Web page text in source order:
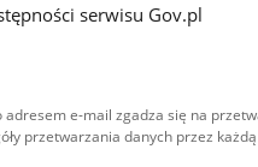
serwisu Gov.pl
e-mail zgadza się na
przetwarzania danych przez